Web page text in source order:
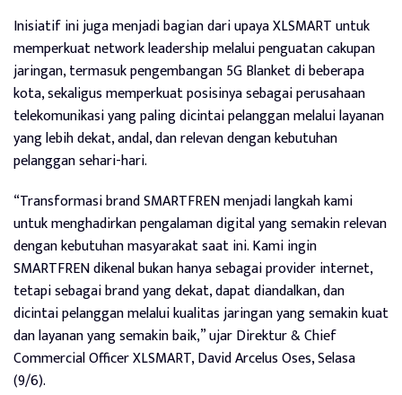
Inisiatif ini juga menjadi bagian dari upaya XLSMART untuk
memperkuat network leadership melalui penguatan cakupan
jaringan, termasuk pengembangan 5G Blanket di beberapa
kota, sekaligus memperkuat posisinya sebagai perusahaan
telekomunikasi yang paling dicintai pelanggan melalui layanan
yang lebih dekat, andal, dan relevan dengan kebutuhan
pelanggan sehari-hari.
“Transformasi brand SMARTFREN menjadi langkah kami
untuk menghadirkan pengalaman digital yang semakin relevan
dengan kebutuhan masyarakat saat ini. Kami ingin
SMARTFREN dikenal bukan hanya sebagai provider internet,
tetapi sebagai brand yang dekat, dapat diandalkan, dan
dicintai pelanggan melalui kualitas jaringan yang semakin kuat
dan layanan yang semakin baik,” ujar Direktur & Chief
Commercial Officer XLSMART, David Arcelus Oses, Selasa
(9/6).